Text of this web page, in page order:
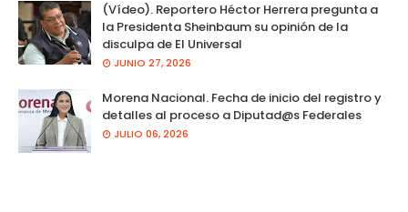
(Vídeo). Reportero Héctor Herrera pregunta a
la Presidenta Sheinbaum su opinión de la
disculpa de El Universal
JUNIO 27, 2026
Morena Nacional. Fecha de inicio del registro y
detalles al proceso a Diputad@s Federales
JULIO 06, 2026